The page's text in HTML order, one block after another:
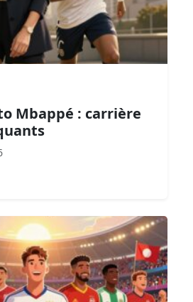
Mbappé : carrière